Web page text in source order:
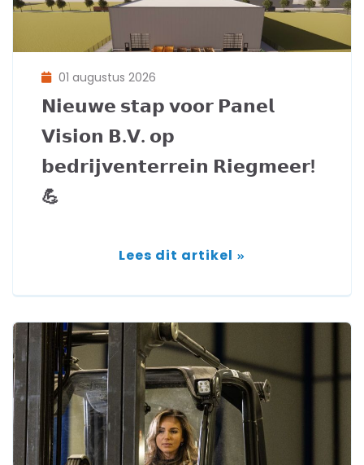
𝗡𝗶𝗲𝘂𝘄𝗲 𝘀𝘁𝗮𝗽 𝘃𝗼𝗼𝗿 𝗣𝗮𝗻𝗲𝗹
𝗩𝗶𝘀𝗶𝗼𝗻 𝗕.𝗩. 𝗼𝗽
𝗯𝗲𝗱𝗿𝗶𝗷𝘃𝗲𝗻𝘁𝗲𝗿𝗿𝗲𝗶𝗻 𝗥𝗶𝗲𝗴𝗺𝗲𝗲𝗿!
💪
01 augustus 2026
Lees dit artikel